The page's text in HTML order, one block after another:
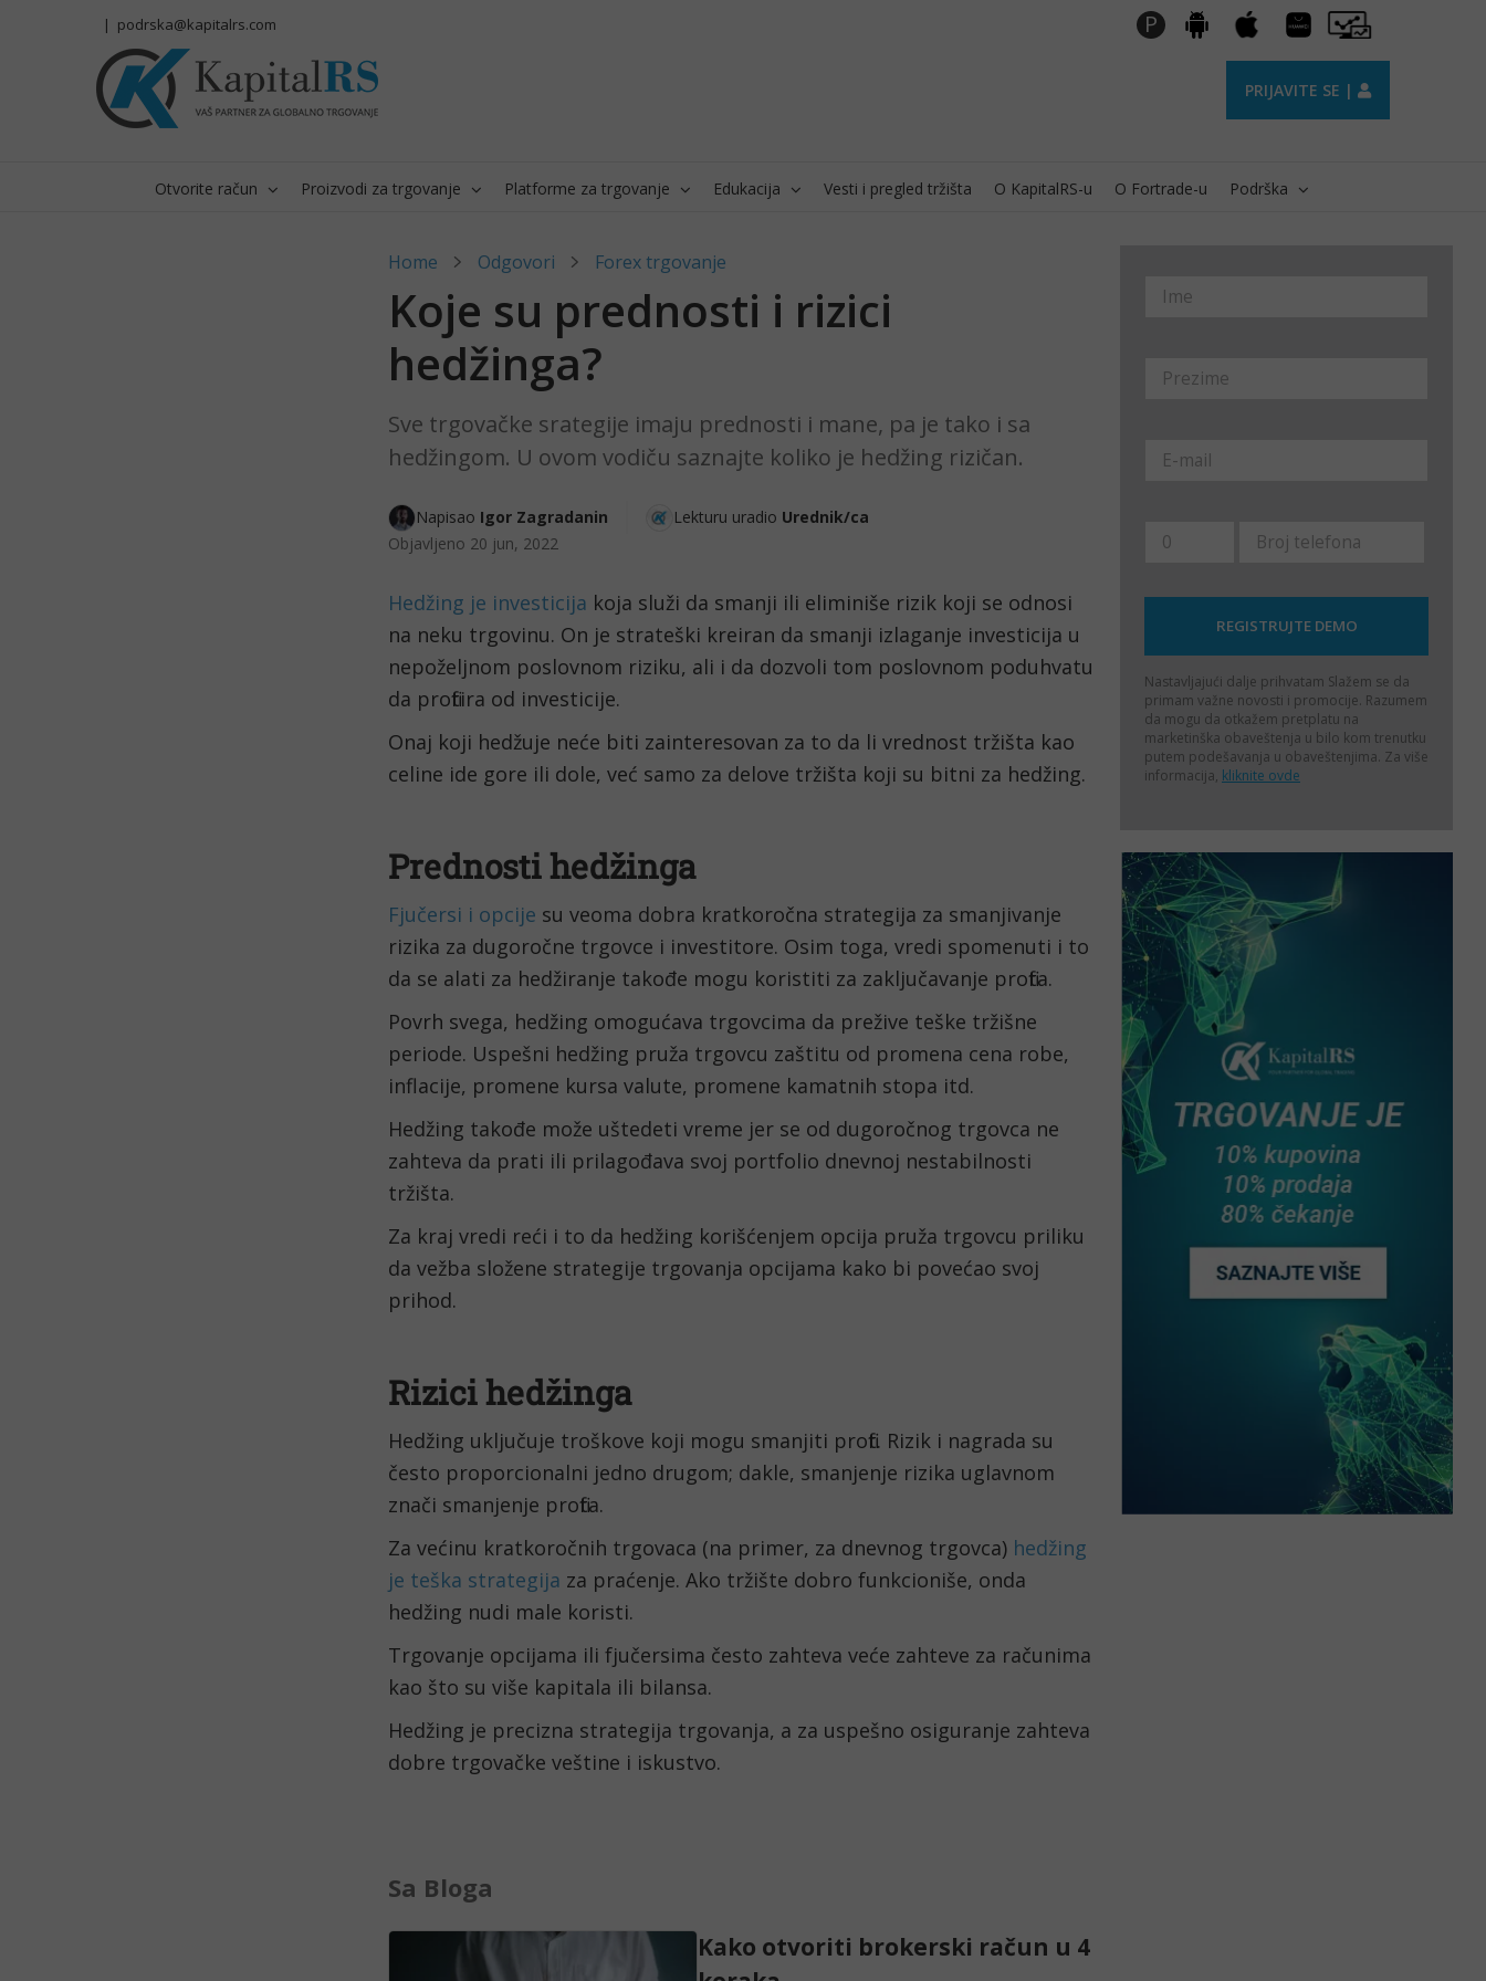
| podrska@kapitalrs.com P Android Apple
Huawei
AppGallery
Pro
Trader
PRIJAVITE SE |
Otvorite račun Proizvodi za trgovanje Platforme za trgovanje Edukacija Vesti i pregled tržišta O KapitalRS-u O Fortrade-u Podrška
Home Odgovori Forex trgovanje
Koje su prednosti i rizici
hedžinga?
Sve trgovačke srategije imaju prednosti i mane, pa je tako i sa
hedžingom. U ovom vodiču saznajte koliko je hedžing rizičan.
Napisao Igor Zagradanin Lekturu uradio Urednik/ca
Objavljeno 20 jun, 2022
Hedžing je investicija koja služi da smanji ili eliminiše rizik koji se odnosi
na neku trgovinu. On je strateški kreiran da smanji izlaganje investicija u
nepoželjnom poslovnom riziku, ali i da dozvoli tom poslovnom poduhvatu
da profitira od investicije.
Onaj koji hedžuje neće biti zainteresovan za to da li vrednost tržišta kao
celine ide gore ili dole, već samo za delove tržišta koji su bitni za hedžing.
Prednosti hedžinga
Fjučersi i opcije su veoma dobra kratkoročna strategija za smanjivanje
rizika za dugoročne trgovce i investitore. Osim toga, vredi spomenuti i to
da se alati za hedžiranje takođe mogu koristiti za zaključavanje profita.
Povrh svega, hedžing omogućava trgovcima da prežive teške tržišne
periode. Uspešni hedžing pruža trgovcu zaštitu od promena cena robe,
inflacije, promene kursa valute, promene kamatnih stopa itd.
Hedžing takođe može uštedeti vreme jer se od dugoročnog trgovca ne
zahteva da prati ili prilagođava svoj portfolio dnevnoj nestabilnosti
tržišta.
Za kraj vredi reći i to da hedžing korišćenjem opcija pruža trgovcu priliku
da vežba složene strategije trgovanja opcijama kako bi povećao svoj
prihod.
Rizici hedžinga
Hedžing uključuje troškove koji mogu smanjiti profit. Rizik i nagrada su
često proporcionalni jedno drugom; dakle, smanjenje rizika uglavnom
znači smanjenje profita.
Za većinu kratkoročnih trgovaca (na primer, za dnevnog trgovca) hedžing
je teška strategija za praćenje. Ako tržište dobro funkcioniše, onda
hedžing nudi male koristi.
Trgovanje opcijama ili fjučersima često zahteva veće zahteve za računima
kao što su više kapitala ili bilansa.
Hedžing je precizna strategija trgovanja, a za uspešno osiguranje zahteva
dobre trgovačke veštine i iskustvo.
Sa Bloga
Kako otvoriti brokerski račun u 4
Nastavljajući dalje prihvatam Slažem se da
primam važne novosti i promocije. Razumem
da mogu da otkažem pretplatu na
marketinška obaveštenja u bilo kom trenutku
putem podešavanja u obaveštenjima. Za više
informacija, kliknite ovde